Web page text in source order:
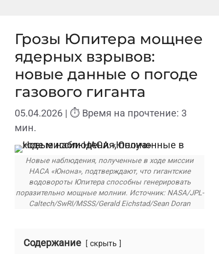
Грозы Юпитера мощнее
ядерных взрывов:
новые данные о погоде
газового гиганта
05.04.2026 | ⏱ Время на прочтение: 3
мин.
Новые наблюдения, полученные в ходе миссии
НАСА «Юнона», подтверждают, что гигантские
водовороты Юпитера способны генерировать
поразительно мощные молнии. Источник: NASA/JPL-
Caltech/SwRI/MSSS/Gerald Eichstad/Sean Doran
Содержание скрыть